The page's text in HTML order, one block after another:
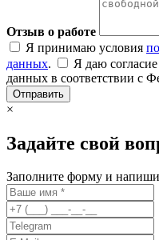
Отзыв о работе
Я принимаю условия
данных.
Я даю
данных в соответствии с
Отправить
×
Задайте свой
Заполните форму и